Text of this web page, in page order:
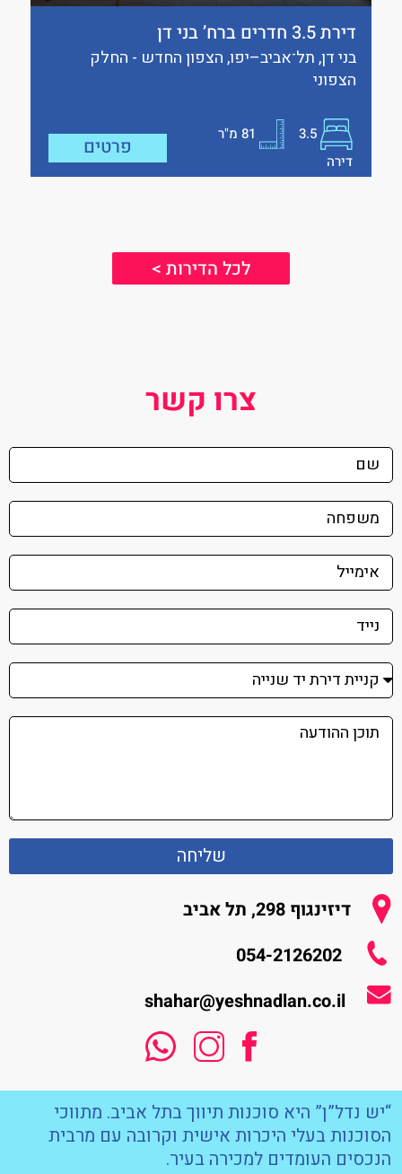
דירת 3.5 חדרים ברח’ בני דן
בני דן, תל־אביב–יפו, הצפון החדש - החלק
הצפוני
3.5
81מ"ר
דירה
פרטים
לכל הדירות >
צרו קשר
שליחה
דיזינגוף 298, תל אביב
054-2126202
shahar@yeshnadlan.co.il
“יש נדל”ן” היא סוכנות תיווך בתל אביב. מתווכי
הסוכנות בעלי היכרות אישית וקרובה עם מרבית
הנכסים העומדים למכירה בעיר.